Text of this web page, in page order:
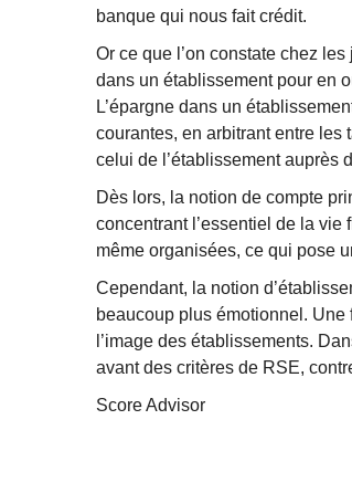
banque qui nous fait crédit.
Or ce que l’on constate chez
dans un établissement pour en
L’épargne dans un
courantes, en arbitrant entre les
celui de l’établissement auprès
Dès lors, la notion de compte
concentrant l’essentiel de la
même organisées, ce qui pose
Cependant, la notion
beaucoup plus émotionnel.
l’image des établissements.
avant des critères de RSE,
Score Advisor